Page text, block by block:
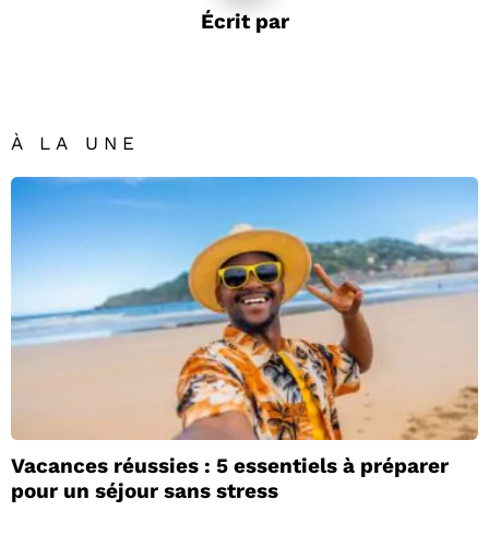
Écrit par
À LA UNE
Vacances réussies : 5 essentiels à préparer
pour un séjour sans stress